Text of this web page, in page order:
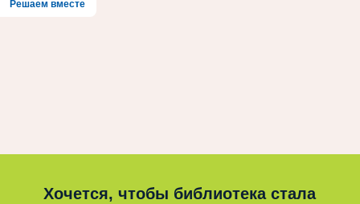
Решаем вместе
Хочется, чтобы библиотека стала